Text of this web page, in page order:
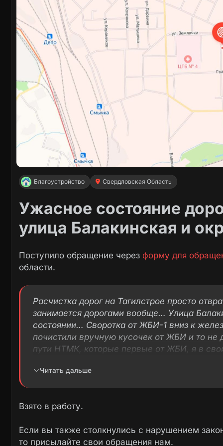
Благоустройство Свердловская Область
Ужасное состояние
улица Балакинская и
Поступило обращение через форму для
области.
Расчистка дорог на Тагилстрое просто
занимается дорогами вообще… Улица
состоянии… Своротка от ЖБИ-1 вниз к
почистили вручную кусочек от ЖБИ и то
пути НТМК, которые первые от ЖБИ, я в
чтобы спуститься на пути
только от фар машин, люди сугробы
нагребли на единственной тропинке
Читать дальше
Взято в работу.
Если вы также столкнулись с нарушением
то присылайте свои обращения нам.